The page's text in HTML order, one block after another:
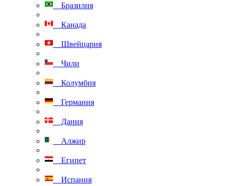
Бразилия
Канада
Швейцария
Чили
Колумбия
Германия
Дания
Алжир
Египет
Испания